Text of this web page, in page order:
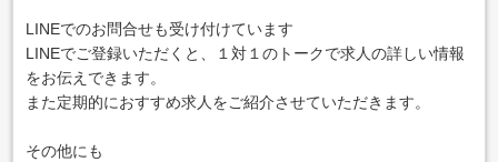
LINEでのお問合せも受け付けています
LINEでご登録いただくと、１対１のトークで求人の詳しい情報
をお伝えできます。
また定期的におすすめ求人をご紹介させていただきます。
その他にも